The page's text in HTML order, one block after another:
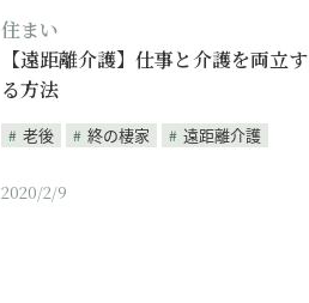
住まい
【遠距離介護】仕事と介護を両立す
る方法
老後 終の棲家 遠距離介護
2020/2/9